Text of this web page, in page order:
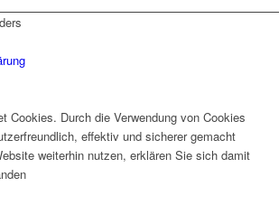
Cookies. Durch die Verwendung von Cookies
effektiv und sicherer gemacht
weiterhin nutzen, erklären Sie sich damit